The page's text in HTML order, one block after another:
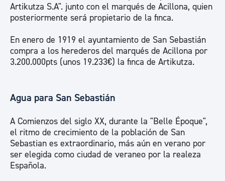
Artikutza S.A". junto con el marqués de Acillona, quien
posteriormente será propietario de la finca.
En enero de 1919 el ayuntamiento de San Sebastián
compra a los herederos del marqués de Acillona por
3.200.000pts (unos 19.233€) la finca de Artikutza.
Agua para San Sebastián
A Comienzos del siglo XX, durante la "Belle Époque",
el ritmo de crecimiento de la población de San
Sebastian es extraordinario, más aún en verano por
ser elegida como ciudad de veraneo por la realeza
Española.